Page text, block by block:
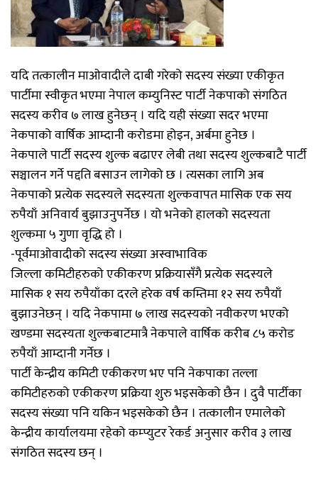
यदि तत्कालीन माओवादीले दाबी गरेको सदस्य संख्या एकीकृत
पार्टीमा स्वीकृत भएमा नेपाल कम्युनिस्ट पार्टी नेकपाको संगठित
सदस्य करीव ७ लाख हुनेछन् । यदि यही संख्या सदर भएमा
नेकपाको वार्षिक आम्दानी करोडमा होइन, अर्बमा हुनेछ ।
नेकपाले पार्टी सदस्य शुल्क बढाएर लेबी तथा सदस्य शुल्कबाटै पार्टी
सञ्चालन गर्ने पद्दति बसाउन लागेको छ । त्यसका लागि अब
नेकपाको प्रत्येक सदस्यले सदस्यता शुल्कवापत मासिक एक सय
रुपैयाँ अनिवार्य बुझाउनुपर्नेछ । यो भनेको हालको सदस्यता
शुल्कमा ५ गुणा वृद्धि हो ।
-पूर्वमाओवादीको सदस्य संख्या अस्वाभाविक
जिल्ला कमिटीहरुको एकीकरण प्रक्रियासँगै प्रत्येक सदस्यले
मासिक १ सय रुपैयाँका दरले हरेक वर्ष कम्तिमा १२ सय रुपैयाँ
बुझाउनेछन् । यदि नेकपामा ७ लाख सदस्यको नवीकरण भएको
खण्डमा सदस्यता शुल्कबाटमात्रै नेकपाले वार्षिक करीब ८५ करोड
रुपैयाँ आम्दानी गर्नेछ ।
पार्टी केन्द्रीय कमिटी एकीकरण भए पनि नेकपाका तल्ला
कमिटीहरुको एकीकरण प्रक्रिया शुरु भइसकेको छैन । दुवै पार्टीका
सदस्य संख्या पनि यकिन भइसकेको छैन । तत्कालीन एमालेको
केन्द्रीय कार्यालयमा रहेको कम्प्युटर रेकर्ड अनुसार करीव ३ लाख
संगठित सदस्य छन् ।